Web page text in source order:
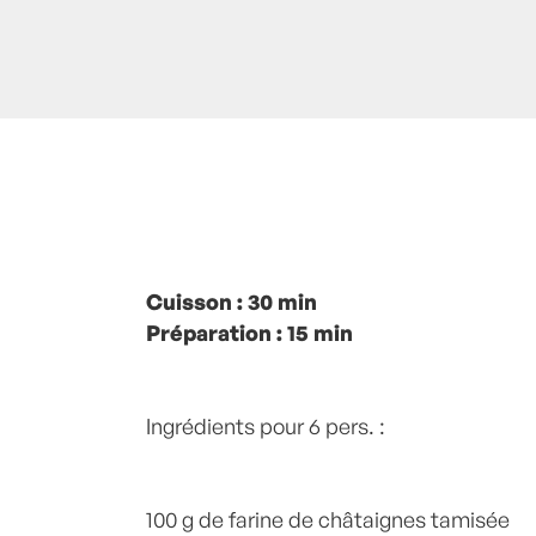
Posté à 13:00hin- Petits plats en
châtaigne,Poire, recette-home
Cuisson : 30 min
Préparation : 15 min
Ingrédients pour 6 pers. :
100 g de farine de châtaignes tamisée